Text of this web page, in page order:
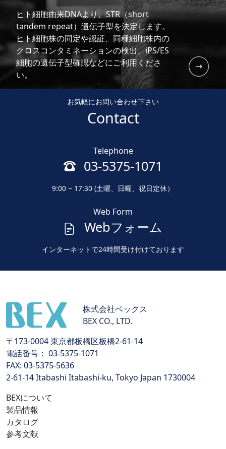
ヒト細胞由来DNAより、STR（short
tandem repeat）遺伝子型を決定します。
ヒト細胞株の同定や認証、同種細胞株内の
クロスコンタミネーションの検出、iPS/ES
細胞の遺伝子型確認などにご利用くださ
い。
お気軽にお問い合わせ下さい
Contact
Telephone
03-5375-1071
9:00 ~ 17:30 (土曜、日曜、祝日定休）
Web Form
Webフォーム
インターネットで24時間受け付けております
株式会社ベックス
BEX CO., LTD.
〒173-0004 東京都板橋区板橋2-61-14
電話番号： 03-5375-1071
FAX: 03-5375-5636
2-61-14 Itabashi Itabashi-ku, Tokyo Japan 1730004
BEXについて
製品情報
カタログ
参考文献